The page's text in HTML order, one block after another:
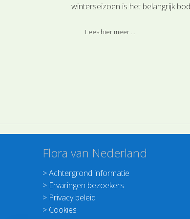
winterseizoen is het belangrijk
kan worden toegepast om de
Lees hier meer ...
Flora van Nederland
>Achtergrond informatie
> Ervaringen bezoekers
> Privacy beleid
> Cookies